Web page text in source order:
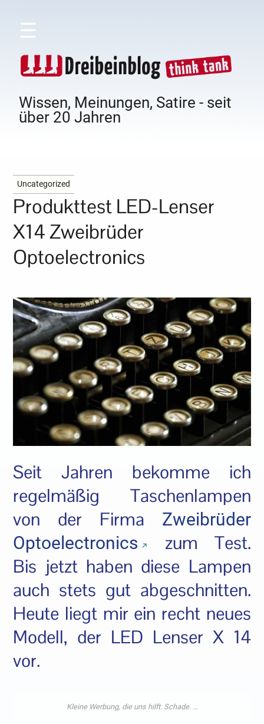
☰
Wissen, Meinungen, Satire - seit
über 20 Jahren
Uncategorized
Produkttest LED-Lenser
X14 Zweibrüder
Optoelectronics
Seit Jahren bekomme ich
regelmäßig Taschenlampen
von der Firma Zweibrüder
Optoelectronics
zum Test.
Bis jetzt haben diese Lampen
auch stets gut abgeschnitten.
Heute liegt mir ein recht neues
Modell, der LED Lenser X 14
vor.